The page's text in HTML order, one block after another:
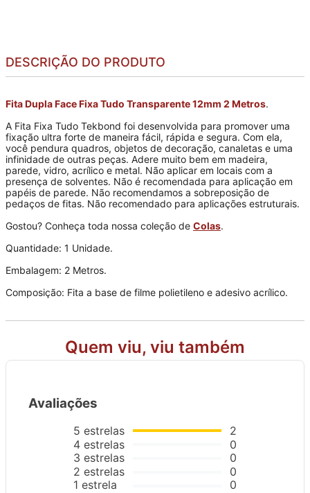
DESCRIÇÃO DO PRODUTO
Fita Dupla Face Fixa Tudo Transparente 12mm 2 Metros.
A Fita Fixa Tudo Tekbond foi desenvolvida para promover uma
fixação ultra forte de maneira fácil, rápida e segura. Com ela,
você pendura quadros, objetos de decoração, canaletas e uma
infinidade de outras peças. Adere muito bem em madeira,
parede, vidro, acrílico e metal. Não aplicar em locais com a
presença de solventes. Não é recomendada para aplicação em
papéis de parede. Não recomendamos a sobreposição de
pedaços de fitas. Não recomendado para aplicações estruturais.
Gostou? Conheça toda nossa coleção de Colas.
Quantidade: 1 Unidade.
Embalagem: 2 Metros.
Composição: Fita a base de filme polietileno e adesivo acrílico.
Quem viu, viu também
Avaliações
5 estrelas
4 estrelas
3 estrelas
2 estrelas
1 estrela
2
0
0
0
0